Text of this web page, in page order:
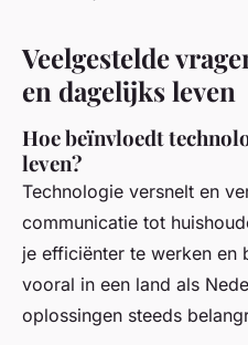
Veelgestelde
en dagelijks leven
Hoe beïnvloedt
leven?
Technologie versnelt en
communicatie tot
je efficiënter te werken en
vooral in een land als
oplossingen steeds